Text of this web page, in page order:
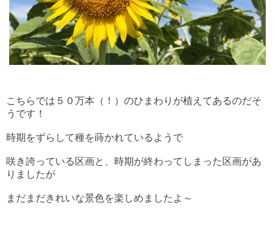
こちらでは５０万本（！）のひまわりが植えてあるのだそ
うです！
時期をずらして種を蒔かれているようで
咲き誇っている区画と、時期が終わってしまった区画があ
りましたが
まだまだきれいな景色を楽しめましたよ～